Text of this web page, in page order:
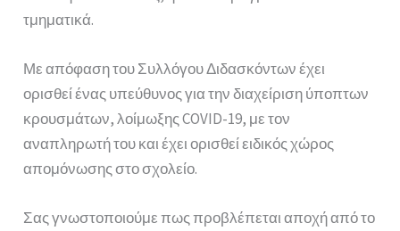
τμηματικά.
Με απόφαση του Συλλόγου Διδασκόντων έχει
ορισθεί ένας υπεύθυνος για την διαχείριση ύποπτων
κρουσμάτων, λοίμωξης COVID-19, με τον
αναπληρωτή του και έχει ορισθεί ειδικός χώρος
απομόνωσης στο σχολείο.
Σας γνωστοποιούμε πως προβλέπεται αποχή από το